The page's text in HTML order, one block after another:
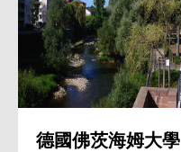
澳洲南十字星大學